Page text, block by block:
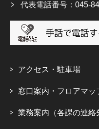
代表電話番号：045-
アクセス・駐車場
窓口案内・フロアマッ
業務案内（各課の連絡